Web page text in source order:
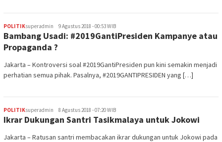
POLITIKsuperadmin 9 Agustus 2018 - 00:53 WIB
Bambang Usadi: #2019GantiPresiden Kampanye atau
Propaganda ?
Jakarta – Kontroversi soal #2019GantiPresiden pun kini semakin menjadi
perhatian semua pihak. Pasalnya, #2019GANTIPRESIDEN yang […]
POLITIKsuperadmin 8 Agustus 2018 - 07:20 WIB
Ikrar Dukungan Santri Tasikmalaya untuk Jokowi
Jakarta – Ratusan santri membacakan ikrar dukungan untuk Jokowi pada